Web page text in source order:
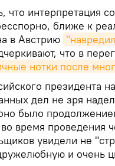
что интерпретация
ближе к
в Австрию
что в
нотки после
президента
дел не зря
было
время проведения
увидели не
и очень